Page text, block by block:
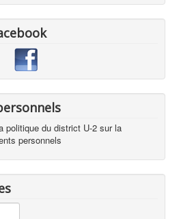
politique du district U-2 sur la
personnels